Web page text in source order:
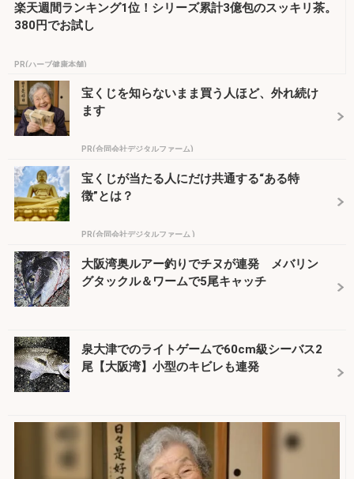
楽天週間ランキング1位！シリーズ累計3億包のスッキリ茶。
380円でお試し
PR(ハーブ健康本舗)
宝くじを知らないまま買う人ほど、外れ続け
ます
PR(合同会社デジタルファーム)
宝くじが当たる人にだけ共通する“ある特
徴”とは？
PR(合同会社デジタルファーム )
大阪湾奥ルアー釣りでチヌが連発 メバリン
グタックル＆ワームで5尾キャッチ
泉大津でのライトゲームで60cm級シーバス2
尾【大阪湾】小型のキビレも連発